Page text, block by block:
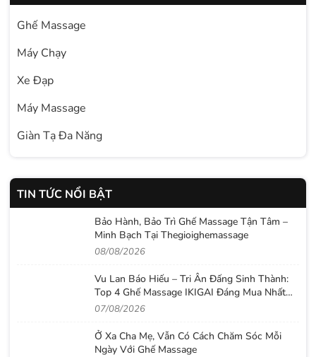
Ghế Massage
Máy Chạy
Xe Đạp
Máy Massage
Giàn Tạ Đa Năng
TIN TỨC NỔI BẬT
Bảo Hành, Bảo Trì Ghế Massage Tận Tâm –
Minh Bạch Tại Thegioighemassage
08/08/2026
Vu Lan Báo Hiếu – Tri Ân Đấng Sinh Thành:
Top 4 Ghế Massage IKIGAI Đáng Mua Nhất
2026
07/08/2026
Ở Xa Cha Mẹ, Vẫn Có Cách Chăm Sóc Mỗi
Ngày Với Ghế Massage